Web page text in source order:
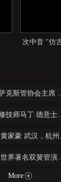
法国SELMER首席萨克斯维修技师马丁.德意士免费乐器保养维修服务
法国LOREE双簧管艺术家，世界著名双簧管演奏家阿历克斯·克莱恩广州，西安，济南音乐会及大师班
More